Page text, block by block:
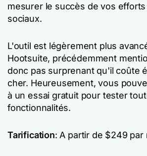
mesurer le succès de vos
sociaux.
L'outil est légèrement plus
Hootsuite, précédemment
donc pas surprenant qu'il coûte
cher. Heureusement, vous
à un essai gratuit pour tester
fonctionnalités.
Tarification: A partir de $249 par